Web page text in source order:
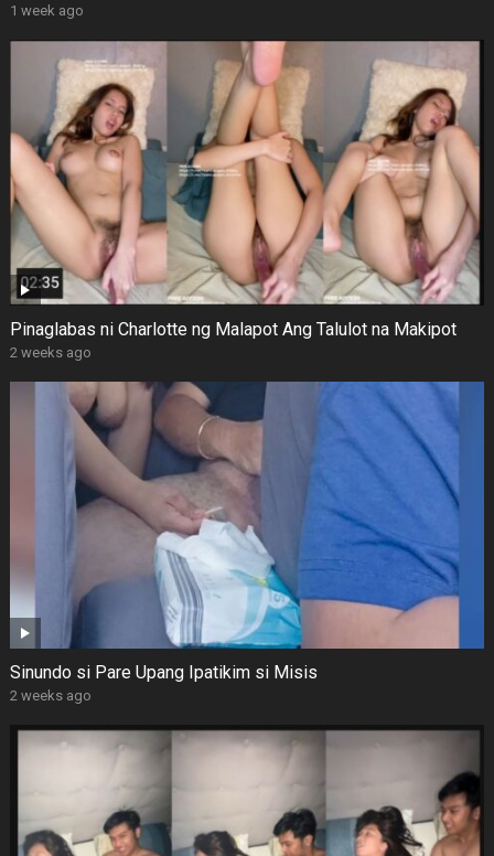
1 week ago
Pinaglabas ni Charlotte ng Malapot Ang Talulot na Makipot
2 weeks ago
Sinundo si Pare Upang Ipatikim si Misis
2 weeks ago